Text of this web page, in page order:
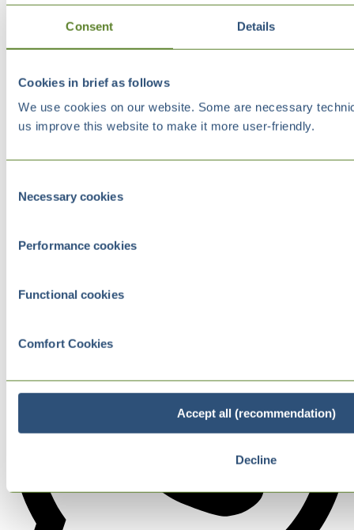
Consent Details
Cookies in brief as follows
We use cookies on our website. Some are necessary
us improve this website to make it more user-friendly.
Selection
Necessary cookies
Performance cookies
Functional cookies
Comfort Cookies
Accept all (recommendation)
Decline